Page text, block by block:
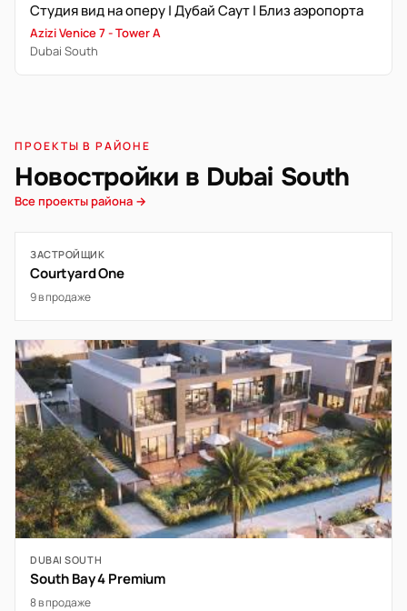
Студия вид на оперу | Дубай Саут | Близ аэропорта
Azizi Venice 7 - Tower A
Dubai South
ПРОЕКТЫ В РАЙОНЕ
Новостройки в Dubai South
Все проекты района →
ЗАСТРОЙЩИК
Courtyard One
9 в продаже
DUBAI SOUTH
South Bay 4 Premium
8 в продаже